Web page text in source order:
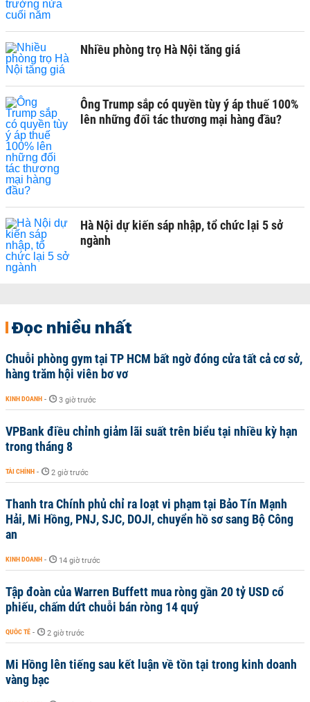
Nhiều phòng trọ Hà Nội tăng giá
Ông Trump sắp có quyền tùy ý áp thuế 100%
lên những đối tác thương mại hàng đầu?
Hà Nội dự kiến sáp nhập, tổ chức lại 5 sở
ngành
Đọc nhiều nhất
Chuỗi phòng gym tại TP HCM bất ngờ đóng cửa tất cả cơ sở,
hàng trăm hội viên bơ vơ
KINH DOANH - 3 giờ trước
VPBank điều chỉnh giảm lãi suất trên biểu tại nhiều kỳ hạn
trong tháng 8
TÀI CHÍNH - 2 giờ trước
Thanh tra Chính phủ chỉ ra loạt vi phạm tại Bảo Tín Mạnh
Hải, Mi Hồng, PNJ, SJC, DOJI, chuyển hồ sơ sang Bộ Công
an
KINH DOANH - 14 giờ trước
Tập đoàn của Warren Buffett mua ròng gần 20 tỷ USD cổ
phiếu, chấm dứt chuỗi bán ròng 14 quý
QUỐC TẾ - 2 giờ trước
Mi Hồng lên tiếng sau kết luận về tồn tại trong kinh doanh
vàng bạc